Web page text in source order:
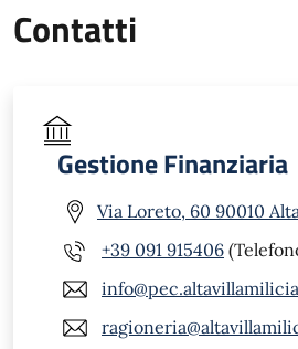
Contatti
Gestione Finanziaria
Via Loreto, 60 90010
+39 091 915406